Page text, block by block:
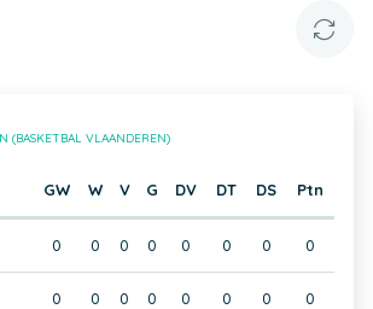
(BASKETBAL VLAANDEREN)
GW W V G DV DT DS Ptn
0 0 0 0 0 0 0 0
0 0 0 0 0 0 0 0